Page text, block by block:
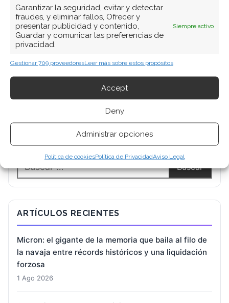
Garantizar la seguridad, evitar y detectar
fraudes, y eliminar fallos, Ofrecer y
presentar publicidad y contenido,
Guardar y comunicar las preferencias de
privacidad.
Siempre activo
Gestionar 709 proveedoresLeer más sobre estos propósitos
Accept
Deny
Administrar opciones
Política de cookiesPolítica de PrivacidadAviso Legal
ARTÍCULOS RECIENTES
Micron: el gigante de la memoria que baila al filo de
la navaja entre récords históricos y una liquidación
forzosa
1 Ago 2026